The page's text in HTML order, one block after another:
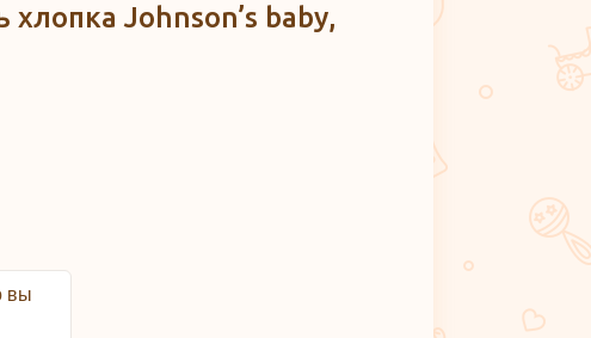
Johnson’s baby,